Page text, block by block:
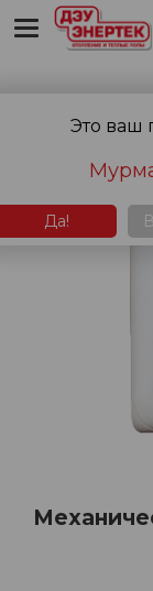
Это ваш
Да!